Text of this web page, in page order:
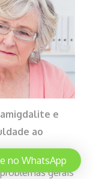
e
ao
gerais
no WhatsApp